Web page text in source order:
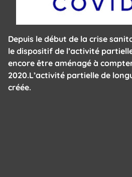
Depuis le début de la crise
le dispositif de l’activité
encore être aménagé à
2020.L’activité partielle de
créée.